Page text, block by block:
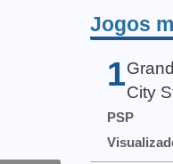
Jogos
1 City
PSP